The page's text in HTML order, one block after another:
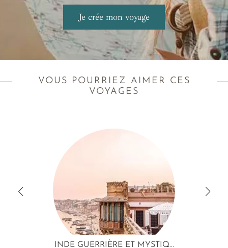
VOUS POURRIEZ AIMER CES
VOYAGES
INDE GUERRIÈRE ET MYSTIQ...